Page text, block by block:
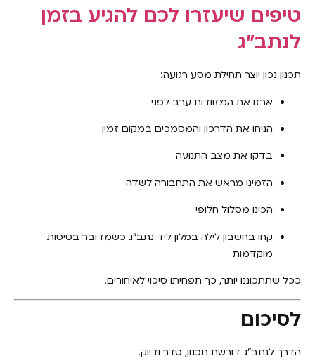
טיפים שיעזרו לכם להגיע בזמן
לנתב״ג
תכנון נכון יוצר תחילת מסע רגועה:
ארזו את המזוודות ערב לפני
הניחו את הדרכון והמסמכים במקום זמין
בדקו את מצב התנועה
הזמינו מראש את התחבורה לשדה
הכינו מסלול חלופי
קחו בחשבון לילה במלון ליד נתב״ג כשמדובר בטיסות
מוקדמות
ככל שתתכוננו יותר, כך תפחיתו סיכוי לאיחורים.
לסיכום
הדרך לנתב״ג דורשת תכנון, סדר ודיוק.